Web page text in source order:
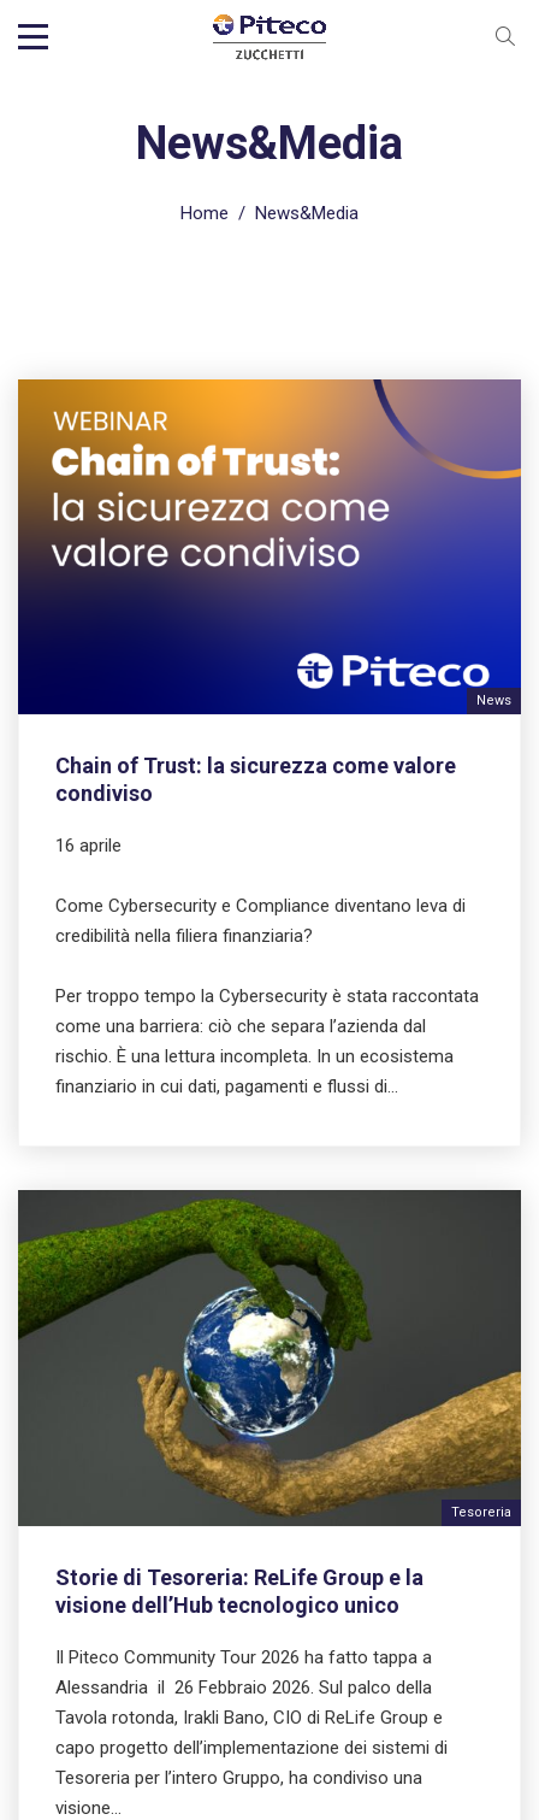
News&Media
Home / News&Media
News
Chain of Trust: la sicurezza come valore
condiviso
16 aprile
Come Cybersecurity e Compliance diventano leva di
credibilità nella filiera finanziaria?
Per troppo tempo la Cybersecurity è stata raccontata
come una barriera: ciò che separa l’azienda dal
rischio. È una lettura incompleta. In un ecosistema
finanziario in cui dati, pagamenti e flussi di…
Tesoreria
Storie di Tesoreria: ReLife Group e la
visione dell’Hub tecnologico unico
Il Piteco Community Tour 2026 ha fatto tappa a
Alessandria il 26 Febbraio 2026. Sul palco della
Tavola rotonda, Irakli Bano, CIO di ReLife Group e
capo progetto dell’implementazione dei sistemi di
Tesoreria per l’intero Gruppo, ha condiviso una
visione…